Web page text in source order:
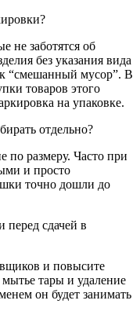
не заботятся об
без указания вида
“смешанный мусор”. В
товаров этого
на упаковке.
отдельно?
по размеру. Часто при
и просто
точно дошли до
перед сдачей в
и повысите
тары и удаление
он будет занимать